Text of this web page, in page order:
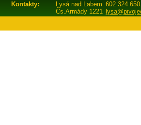
Kontakty: Lysá nad Labem 602 324 650
Čs.Armády 1221